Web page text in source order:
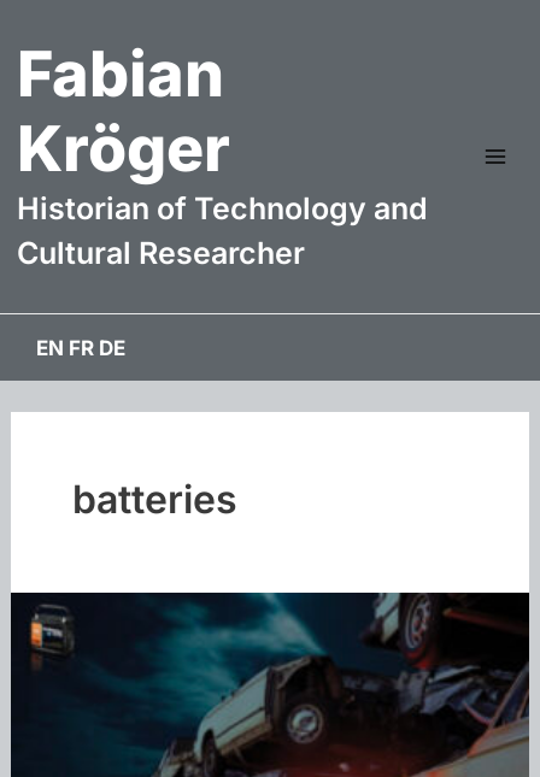
au
contenu
Fabian
Kröger
Historian of Technology and
Cultural Researcher
EN FR DE
batteries